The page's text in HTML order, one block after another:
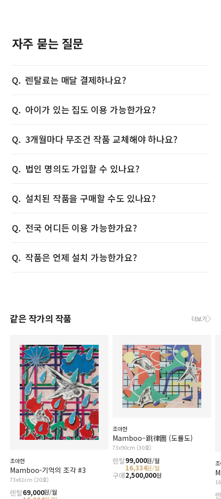
자주 묻는 질문
렌탈료는 매달 결제하나요?
아이가 있는 집도 이용 가능한가요?
3개월마다 무조건 작품 교체해야 하나요?
법인 명의도 가입할 수 있나요?
설치된 작품을 구매할 수도 있나요?
전국 어디든 이용 가능한가요?
작품은 언제 설치 가능한가요?
같은 작가의 작품 더보기
조아현
Mamboo-기억의 조각 #3
73x61cm (20호)
렌탈69,000원/월
조아현
Mamboo–跳律圖 (도률도)
73x90cm (30호)
렌탈99,000원/월
16,334원/월
구매2,500,000원